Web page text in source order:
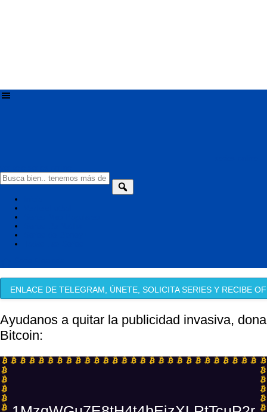
ENLACE DE TELEGRAM, ÚNETE, SOLICITA SERIES Y RECIBE
Ayudanos a quitar la publicidad invasiva, dona
Bitcoin: